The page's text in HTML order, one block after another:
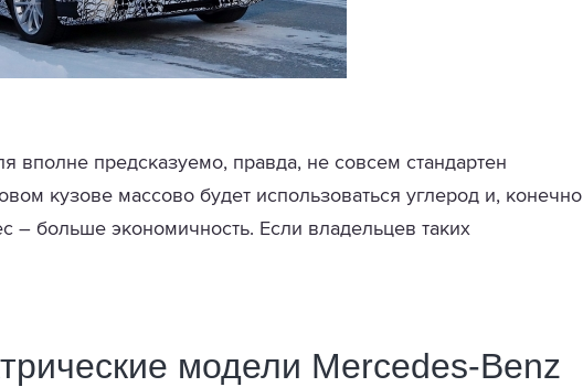
вполне предсказуемо, правда, не совсем стандартен
кузове массово будет использоваться углерод и, конечно
больше экономичность. Если владельцев таких
модели Mercedes-Benz